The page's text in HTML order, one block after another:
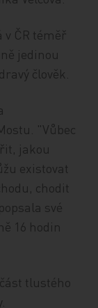
ČR téměř
jedinou
člověk.
"Vůbec
jakou
existovat
chodit
své
16 hodin
tlustého